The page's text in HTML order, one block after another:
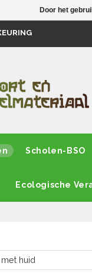
Scholen-BSO
Ecologische
huid
Door het